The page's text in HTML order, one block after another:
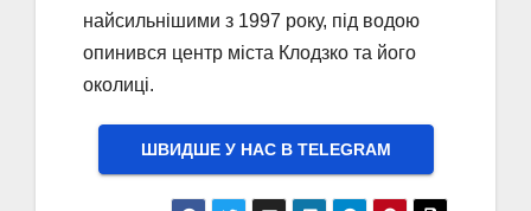
найсильнішими з 1997 року, під водою
опинився центр міста Клодзко та його
околиці.
ШВИДШЕ У НАС В ТELEGRAM